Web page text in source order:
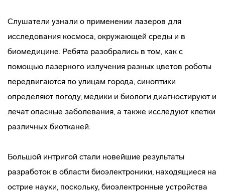
Слушатели узнали о применении лазеров для
исследования космоса, окружающей среды и в
биомедицине. Ребята разобрались в том, как с
помощью лазерного излучения разных цветов роботы
передвигаются по улицам города, синоптики
определяют погоду, медики и биологи диагностируют и
лечат опасные заболевания, а также исследуют клетки
различных биотканей.
Большой интригой стали новейшие результаты
разработок в области биоэлектроники, находящиеся на
острие науки, поскольку, биоэлектронные устройства